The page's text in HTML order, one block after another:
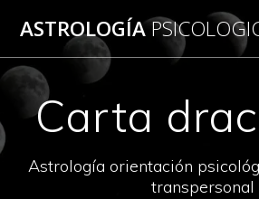
ASTROLOGÍA
Carta
Astrología orientación
transpersonal